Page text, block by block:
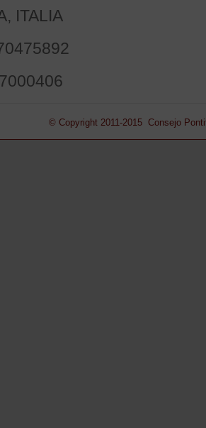
ITALIA
© Copyright 2011-2015 Consejo